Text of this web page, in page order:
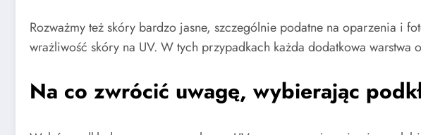
Rozważmy też skóry bardzo jasne, szczególnie podatne na oparzenia i
wrażliwość skóry na UV. W tych przypadkach każda dodatkowa warstwa
Na co zwrócić uwagę, wybierając